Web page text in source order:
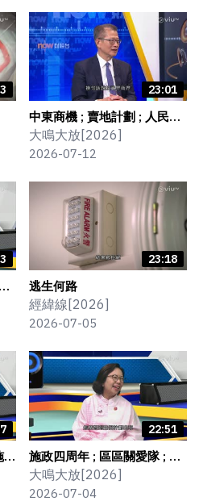
23:01
中東商機 ; 賣地計劃 ; 人民幣
業務 ; 五年規劃
大鳴大放[2026]
2026-07-12
23:18
逃生何路
經緯線[2026]
2026-07-05
22:51
施政四周年 ; 區區關愛隊 ; 村
屋民宿 ; 聯廈聯管 ; 流動會客
室
大鳴大放[2026]
2026-07-04